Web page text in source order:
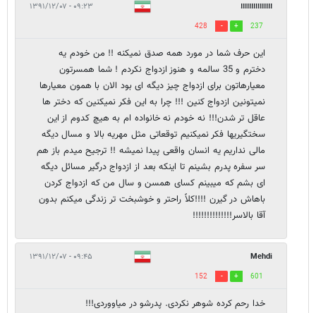
!!!!!!!!!!!!!!! ۰۹:۲۳ - ۱۳۹۱/۱۲/۰۷
237
428
این حرف شما در مورد همه صدق نمیکنه !! من خودم یه
دخترم و 35 سالمه و هنوز ازدواج نکردم ! شما همسرتون
معیارهاتون برای ازدواج چیز دیگه ای بود الان با همون معیارها
نمیتونین ازدواج کنین !!! چرا به این فکر نمیکنین که دختر ها
عاقل تر شدن!!! نه خودم نه خانواده ام به هیچ کدوم از این
سختگیریها فکر نمیکنیم توقعاتی مثل مهریه بالا و مسال دیگه
مالی نداریم یه انسان واقعی پیدا نمیشه !! ترجیح میدم باز هم
سر سفره پدرم بشینم تا اینکه بعد از ازدواج درگیر مسائل دیگه
ای بشم که میبینم کسای همسن و سال من که ازدواج کردن
باهاش در گیرن !!!!کلاً راحتر و خوشبخت تر زندگی میکنم بدون
آقا بالاسر!!!!!!!!!!!!!!
Mehdi ۰۹:۴۵ - ۱۳۹۱/۱۲/۰۷
601
152
خدا رحم کرده شوهر نکردی. پدرشو در میاووردی!!!